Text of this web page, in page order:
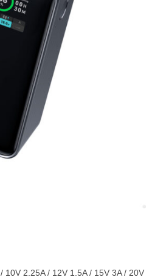
2.25A / 12V 1.5A / 15V 3A / 20V